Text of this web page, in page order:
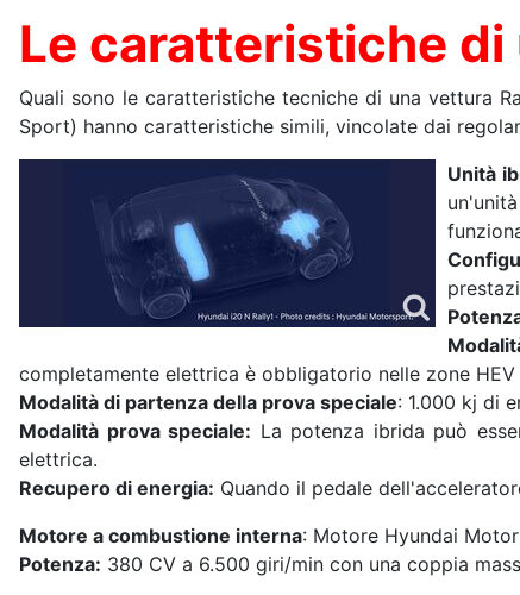
Le caratteristiche di
Quali sono le caratteristiche tecniche di una vettura
Sport) hanno caratteristiche simili, vincolate dai
Unità
completamente elettrica è obbligatorio nelle zone HEV
Modalità di partenza della prova speciale: 1.000 kj di
Modalità prova speciale: La potenza ibrida può
elettrica.
Recupero di energia: Quando il pedale
Motore a combustione interna: Motore Hyundai
Potenza: 380 CV a 6.500 giri/min con una coppia